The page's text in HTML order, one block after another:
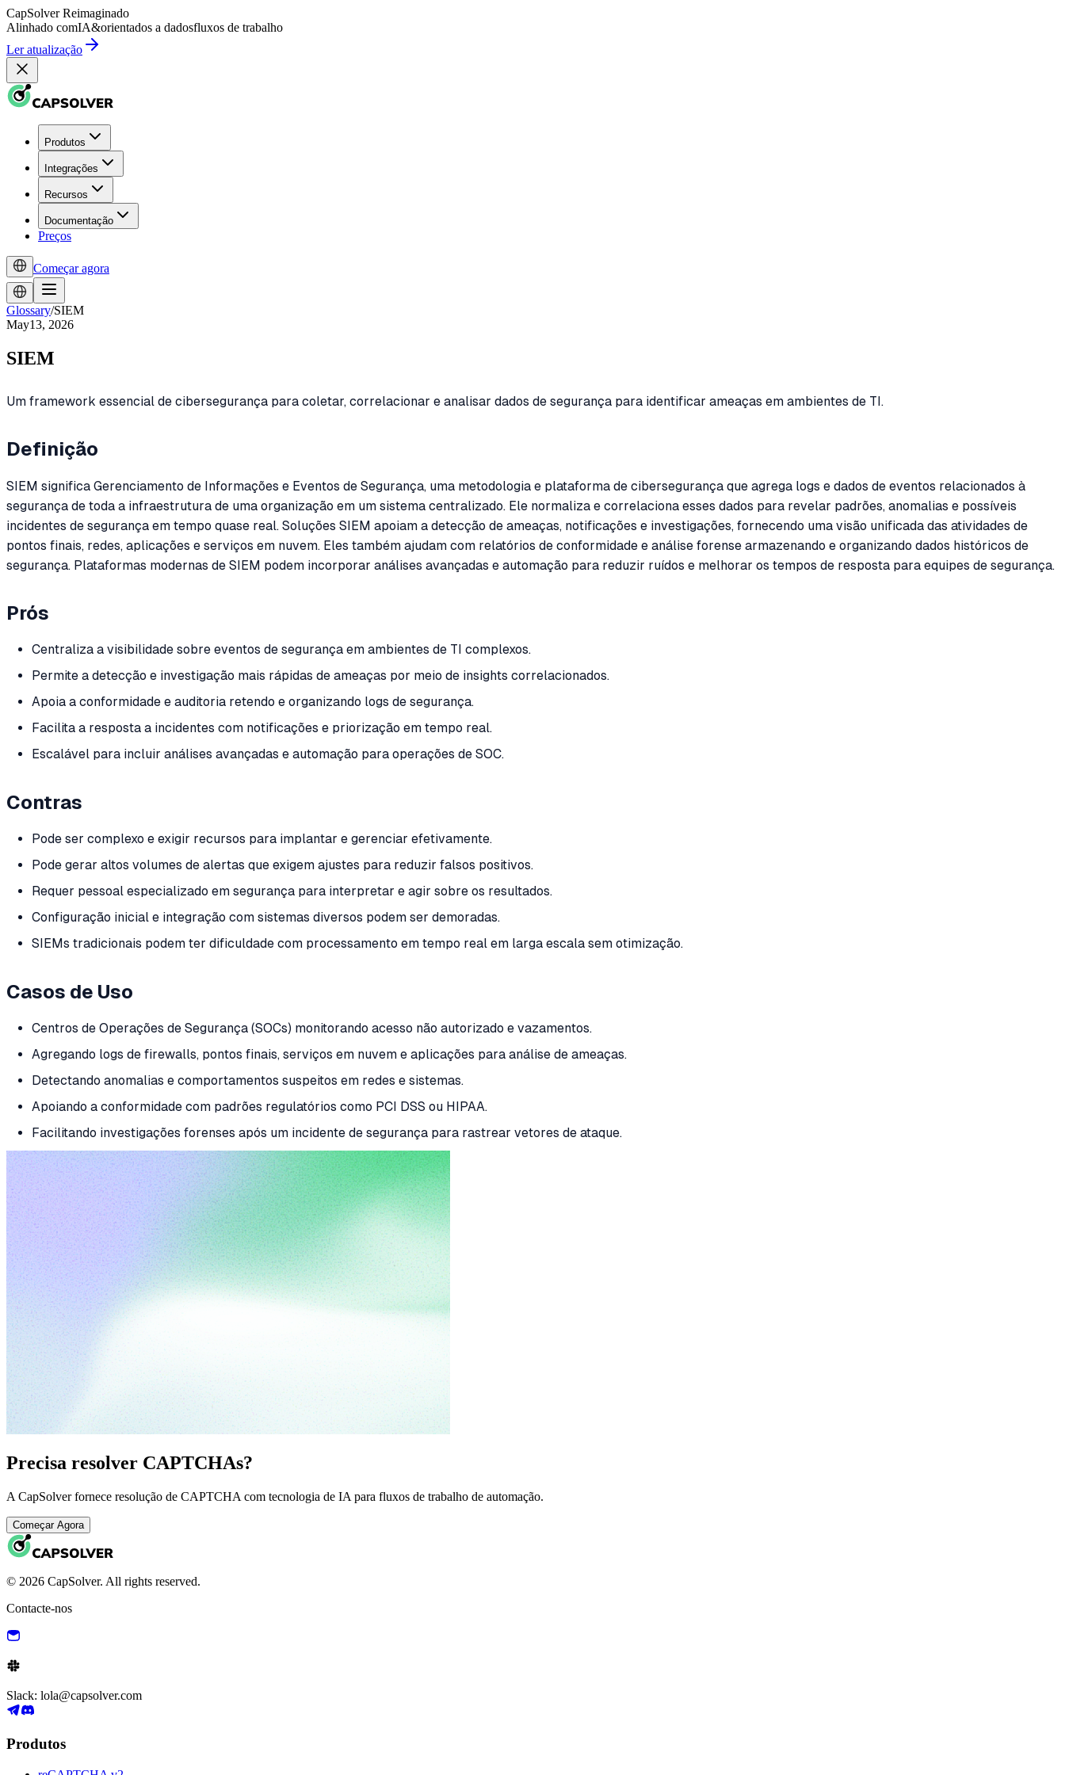
CapSolver Reimaginado
Alinhado comIA&orientados a dadosfluxos de trabalho
Ler atualização
Produtos
Integrações
Recursos
Documentação
Preços
Começar agora
Glossary/SIEM
May13, 2026
SIEM
Um framework essencial de cibersegurança para coletar, correlacionar e analisar dados de segurança para identificar ameaças em ambientes de TI.
Definição
SIEM significa Gerenciamento de Informações e Eventos de Segurança, uma metodologia e plataforma de cibersegurança que agrega logs e dados de eventos relacionados à
segurança de toda a infraestrutura de uma organização em um sistema centralizado. Ele normaliza e correlaciona esses dados para revelar padrões, anomalias e possíveis
incidentes de segurança em tempo quase real. Soluções SIEM apoiam a detecção de ameaças, notificações e investigações, fornecendo uma visão unificada das atividades de
pontos finais, redes, aplicações e serviços em nuvem. Eles também ajudam com relatórios de conformidade e análise forense armazenando e organizando dados históricos de
segurança. Plataformas modernas de SIEM podem incorporar análises avançadas e automação para reduzir ruídos e melhorar os tempos de resposta para equipes de segurança.
Prós
Centraliza a visibilidade sobre eventos de segurança em ambientes de TI complexos.
Permite a detecção e investigação mais rápidas de ameaças por meio de insights correlacionados.
Apoia a conformidade e auditoria retendo e organizando logs de segurança.
Facilita a resposta a incidentes com notificações e priorização em tempo real.
Escalável para incluir análises avançadas e automação para operações de SOC.
Contras
Pode ser complexo e exigir recursos para implantar e gerenciar efetivamente.
Pode gerar altos volumes de alertas que exigem ajustes para reduzir falsos positivos.
Requer pessoal especializado em segurança para interpretar e agir sobre os resultados.
Configuração inicial e integração com sistemas diversos podem ser demoradas.
SIEMs tradicionais podem ter dificuldade com processamento em tempo real em larga escala sem otimização.
Casos de Uso
Centros de Operações de Segurança (SOCs) monitorando acesso não autorizado e vazamentos.
Agregando logs de firewalls, pontos finais, serviços em nuvem e aplicações para análise de ameaças.
Detectando anomalias e comportamentos suspeitos em redes e sistemas.
Apoiando a conformidade com padrões regulatórios como PCI DSS ou HIPAA.
Facilitando investigações forenses após um incidente de segurança para rastrear vetores de ataque.
Precisa resolver CAPTCHAs?
A CapSolver fornece resolução de CAPTCHA com tecnologia de IA para fluxos de trabalho de automação.
Começar Agora
© 2026 CapSolver. All rights reserved.
Contacte-nos
Slack: lola@capsolver.com
Produtos